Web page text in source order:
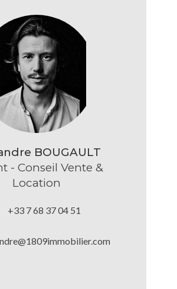
BOUGAULT
- Conseil Vente &
Location
+33 7 68 37 04 51